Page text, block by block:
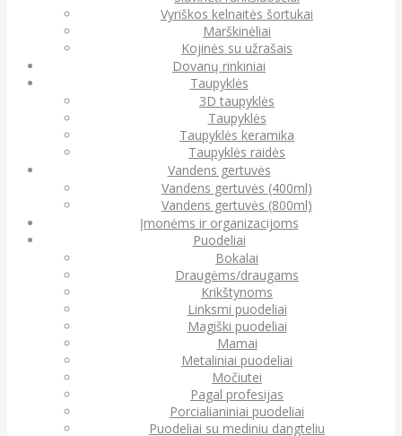
Vyriškos kelnaitės šortukai
Marškinėliai
Kojinės su užrašais
Dovanų rinkiniai
Taupyklės
3D taupyklės
Taupyklės
Taupyklės keramika
Taupyklės raidės
Vandens gertuvės
Vandens gertuvės (400ml)
Vandens gertuvės (800ml)
Įmonėms ir organizacijoms
Puodeliai
Bokalai
Draugėms/draugams
Krikštynoms
Linksmi puodeliai
Magiški puodeliai
Mamai
Metaliniai puodeliai
Močiutei
Pagal profesijas
Porcialianiniai puodeliai
Puodeliai su mediniu dangteliu